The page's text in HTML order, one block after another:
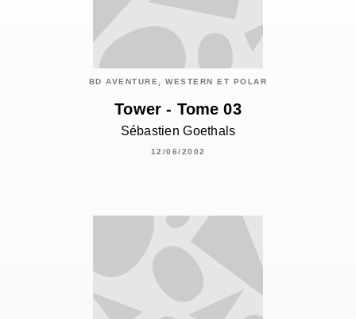
BD AVENTURE, WESTERN ET POLAR
Tower - Tome 03
Sébastien Goethals
12/06/2002